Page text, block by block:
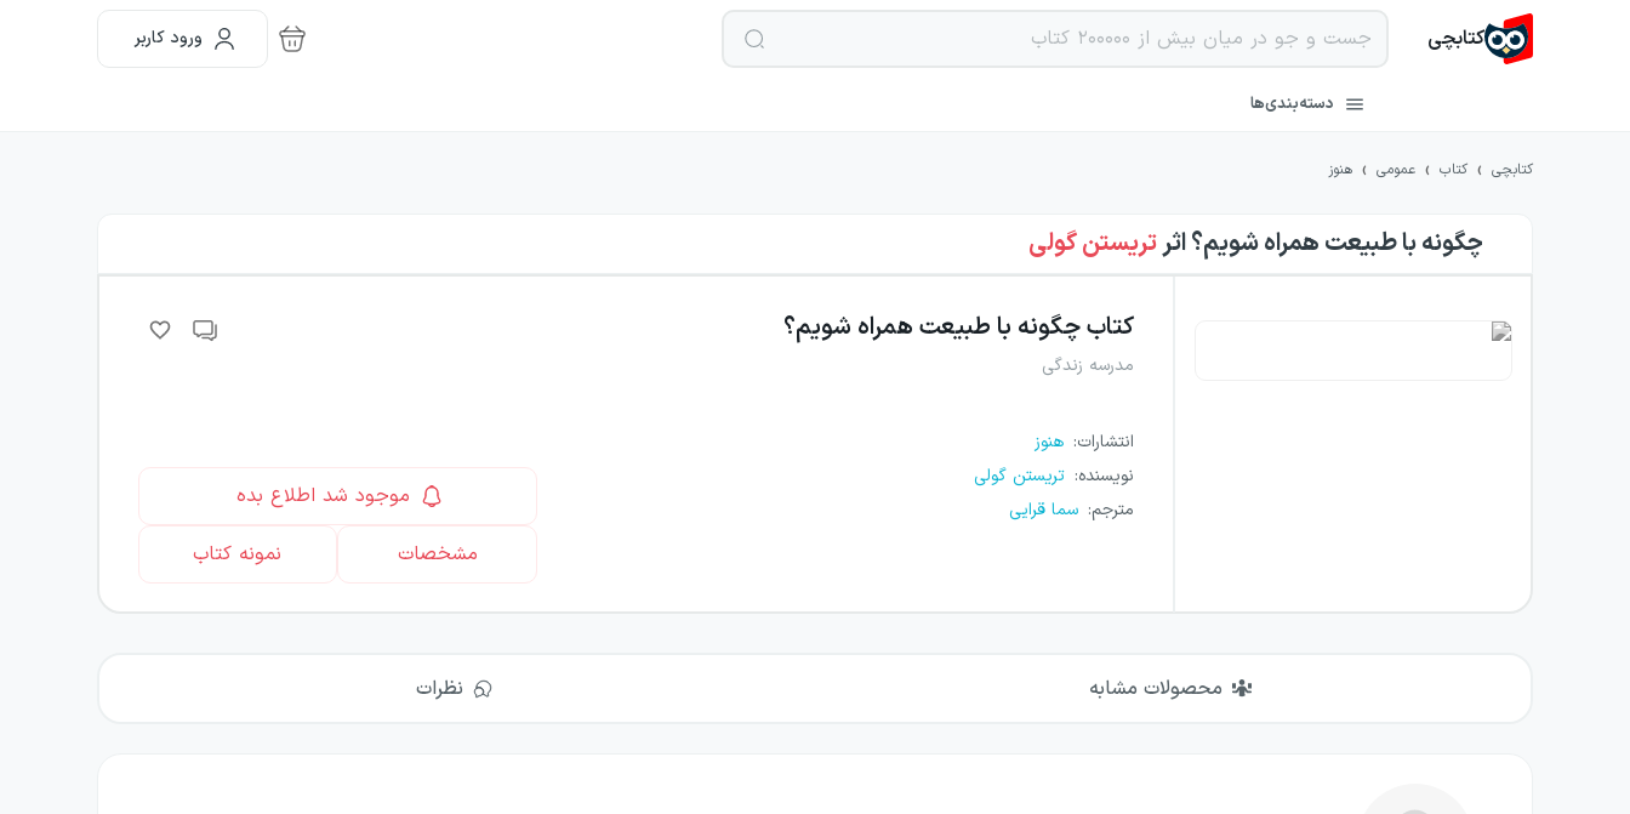
کتابچی ورود کاربر
دسته‌بندی‌ها
کتابچی › کتاب › عمومی › هنوز
چگونه با طبیعت همراه شویم؟اثرتریستن گولی
کتابچگونه با طبیعت همراه شویم؟
مدرسه زندگی
انتشارات: هنوز
نویسنده: تریستن گولی
مترجم: سما قرایی
موجود شد اطلاع بده
مشخصات
نمونه کتاب
محصولات مشابه نظرات